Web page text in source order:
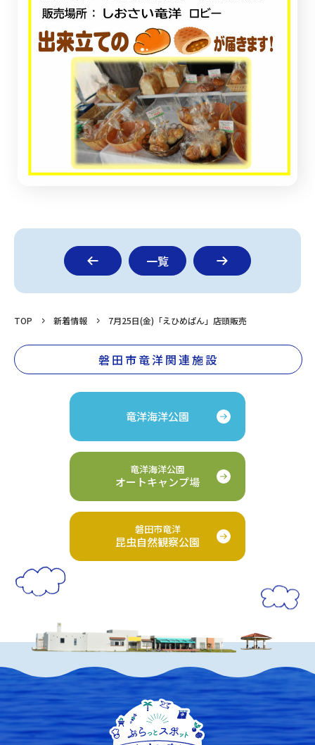
一覧
TOP 新着情報 7月25日(金)「えひめぱん」店頭販売
磐田市竜洋関連施設
竜洋海洋公園
竜洋海洋公園
オートキャンプ場
磐田市竜洋
昆虫自然観察公園